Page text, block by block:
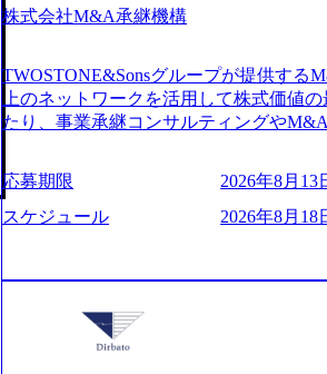
立案を得意とする。 - 藏満 一馬氏：ア
ビューページ (https://www.xspear.co.jp/
り──コンサル業界の風雲児に聞く。“こ
usinessinsider.jp/article/20250205-simplex-
港区の行政手続き100%デジタル化を支援
【未経験者】 ・年収UPでのオファー ・
ューションを裁量をもって経験できる
サルファーム経験者】 ・専門領域に軸
実力主義でプロモーションできる（ダ
ｍｔｇでこまめに社員のキャリアにつ
ャリアを反映できるｐｊにアサインし
ジーに強い部隊がいるため、エンジニ
現場を含む全部門でフレックスタイム
バランスを図りながら効率的に働くこ
2日制 2025年度の年間休日は125日（
年間24日（4月1日入社の場合）で、入
で定める勤続年数ごとに、連続5日のリ
子の看護、介護などの制度】 育児休暇
での子を育てるすべての従業員 1日2時
繰り下げが可能 子の看護休暇： 子1人
能 【独身寮、住宅手当制度など】 独
の2つの寮があり、以下の入居基準を満
株式会社M&A承継機構
TWOSTONE&Sonsグループが提供する
上のネットワークを活用して株式価値
たり、事業承継コンサルティングや
用し、M&A以外の選択肢も尊重する姿
ームの構築や事業承継支援も行う
ディングカンパニーであり、領域にこ
験豊富なアドバイザーと共に働くこと
知識を獲得し、キャリアを発展させる
る人は課長職となり、平均3000万～
ンティブ＋チームインセンティブ 課長
ェアおよび丁寧なOJTを欠かさずにチー
応募期限
2026年8月13
スケジュール
2026年8月18